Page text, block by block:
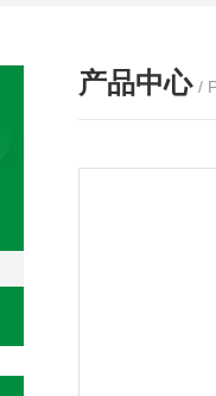
产品中心 /